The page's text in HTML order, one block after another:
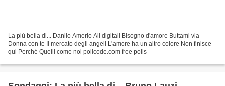
La più bella di... Danilo Amerio Ali digitali Bisogno d'amore Buttami via
Donna con te Il mercato degli angeli L'amore ha un altro colore Non finisce
qui Perché Quelli come noi pollcode.com free polls